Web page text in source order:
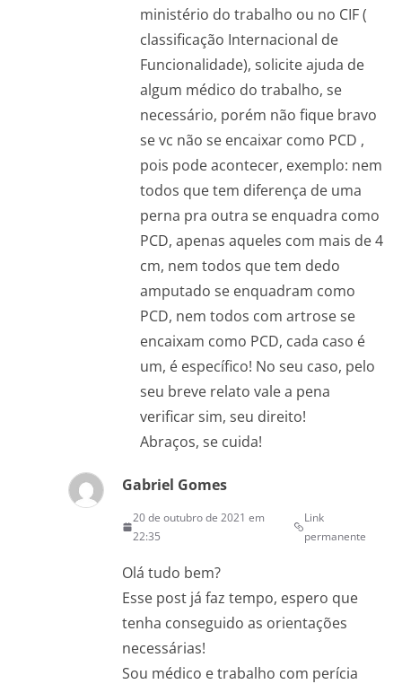
ministério do trabalho ou no CIF (
classificação Internacional de
Funcionalidade), solicite ajuda de
algum médico do trabalho, se
necessário, porém não fique bravo
se vc não se encaixar como PCD ,
pois pode acontecer, exemplo: nem
todos que tem diferença de uma
perna pra outra se enquadra como
PCD, apenas aqueles com mais de 4
cm, nem todos que tem dedo
amputado se enquadram como
PCD, nem todos com artrose se
encaixam como PCD, cada caso é
um, é específico! No seu caso, pelo
seu breve relato vale a pena
verificar sim, seu direito!
Abraços, se cuida!
Gabriel Gomes
20 de outubro de 2021 em
22:35
Link
permanente
Olá tudo bem?
Esse post já faz tempo, espero que
tenha conseguido as orientações
necessárias!
Sou médico e trabalho com perícia